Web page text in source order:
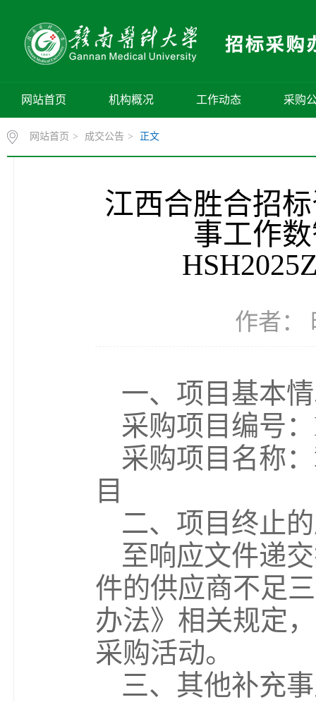
网站首页 机构概况 工作动态 采购
网站首页 > 成交公告 > 正文
江西合胜合招
事工作
作者：
一、项目基本
采购项目编号
采购项目名称
目
二、项目终止
至响应文件递
件的供应商不足
办法》相关规定
采购活动。
三、其他补充